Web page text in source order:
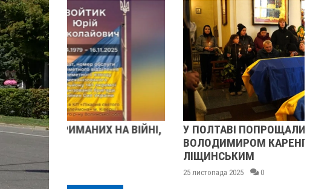
ВІЙНІ,
У ПОЛТАВІ ПОПРОЩАЛИСЯ ІЗ ВІЙСЬКОВИМИ
ВОЛОДИМИРОМ КАРЕНГІНИМ ТА ОЛЕГОМ